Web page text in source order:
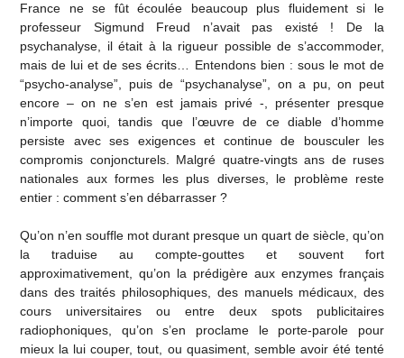
France ne se fût écoulée beaucoup plus fluidement si le
professeur Sigmund Freud n’avait pas existé ! De la
psychanalyse, il était à la rigueur possible de s’accommoder,
mais de lui et de ses écrits… Entendons bien : sous le mot de
“psycho-analyse”, puis de “psychanalyse”, on a pu, on peut
encore – on ne s’en est jamais privé -, présenter presque
n’importe quoi, tandis que l’œuvre de ce diable d’homme
persiste avec ses exigences et continue de bousculer les
compromis conjoncturels. Malgré quatre-vingts ans de ruses
nationales aux formes les plus diverses, le problème reste
entier : comment s’en débarrasser ?
Qu’on n’en souffle mot durant presque un quart de siècle, qu’on
la traduise au compte-gouttes et souvent fort
approximativement, qu’on la prédigère aux enzymes français
dans des traités philosophiques, des manuels médicaux, des
cours universitaires ou entre deux spots publicitaires
radiophoniques, qu’on s’en proclame le porte-parole pour
mieux la lui couper, tout, ou quasiment, semble avoir été tenté